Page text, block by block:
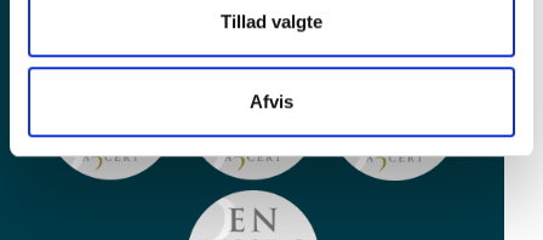
Tillad valgte
Afvis